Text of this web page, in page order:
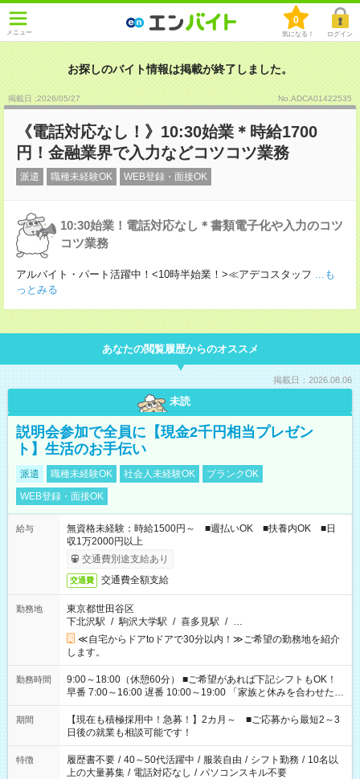
メニュー
0
気になる！ ログイン
お探しのバイト情報は掲載が終了しました。
掲載日 :2026/05/27 No.ADCA01422535
《電話対応なし！》10:30始業＊時給1700
円！金融業界で入力などコツコツ業務
派遣 職種未経験OK WEB登録・面接OK
10:30始業！電話対応なし＊書類電子化や入力のコツ
コツ業務
アルバイト・パート活躍中！<10時半始業！>≪アデコスタッフ ...も
っとみる
あなたの閲覧履歴からのオススメ
掲載日：2026.08.06
未読
説明会参加で全員に【現金2千円相当プレゼン
ト】生活のお手伝い
派遣 職種未経験OK 社会人未経験OK
ブランクOK
WEB登録・面接OK
給与
無資格未経験：時給1500円～ ■週払いOK ■扶養内OK ■日
収1万2000円以上
交通費別途支給あり
交通費 交通費全額支給
勤務地
東京都世田谷区
下北沢駅 / 駒沢大学駅 / 喜多見駅 / …
≪自宅からドアtoドアで30分以内！≫ご希望の勤務地を紹介
します。
勤務時間
9:00～18:00（休憩60分） ■ご希望があれば下記シフトもOK！
早番 7:00～16:00 遅番 10:00～19:00 「家族と休みを合わせた
い」 「余裕を持って夕飯の準備がしたい」 「できれば残業はし
たくない」 など、ご希望を教えてくださいね。 ※Wワーク希望
の方へ 今ご覧のお仕事で希望する勤務時間と、もう1つのお仕事
の勤務時間。 合計で週40時間を超える場合は応募できません。
期間
【現在も積極採用中！急募！】2カ月～ ■ご応募から最短2～3
日後の就業も相談可能です！
特徴 履歴書不要 / 40～50代活躍中 / 服装自由 / シフト勤務 / 10名以
上の大量募集 / 電話対応なし / パソコンスキル不要